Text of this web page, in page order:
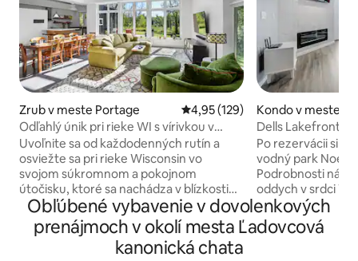
Zrub v meste Portage Priemerné ohodnotenie 4,95 z
4,95 (129)
Odľahlý únik pri rieke WI s vírivkou v
blízkosti golfového ihriska
Uvoľnite sa od každodenných rutín a
osviežte sa pri rieke Wisconsin vo
svojom súkromnom a pokojnom
útočisku, ktoré sa nachádza v blízkosti
Devil's Lake, Cascade Ski & Devil's Head
Ski/Golf Resorts & WI Dells. Ideálne pre
rodiny s 9 lôžkami, vírivkou pre 8 osôb, 6
kajakmi (máj - október), ping pong,
Kondo v meste
lls
Dells Lakefront
vode
Po rezervácii si
vodný park
Podrobnosti nájdete
oddych v srdci
pri krásnom jazere
zrekonštruované
2 spálňami a 2
Obľúbené vybavenie v dovolenkových
prenájmoch v okolí mesta Ľadovcová
kanonická chata